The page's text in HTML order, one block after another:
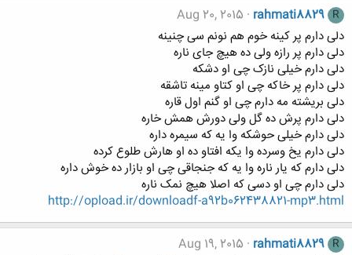
R
rahmati8829
Aug 20, 2015
دلی دارم پر کینه خوم هم نونم سی چنینه
دلی دارم پر رازه ولی ده هیچ جای ناره
دلی دارم خیلی نازک چی او دشکه
دلی دارم پر خاکه چی او کتاو مینه تاشقه
دلی بریشته مه دارم چی او گنم اول قاره
دلی دارم پرش ده گل ولی دورش همش خاره
دلی دارم خیلی حوشکه وا یه که سیمره داره
دلی دارم یخ وسرده وا یکه افتاو ده او هارش طلوع کرده
دلی دارم که یار ناره وا یه که جنجاقی چی او بازار ده خوش داره
دلی دارم چی او دسی که اصلا هیچ نمک ناره
http://opload.ir/downloadf-a92b062438821-mp3.html
R
rahmati8829
Aug 19, 2015